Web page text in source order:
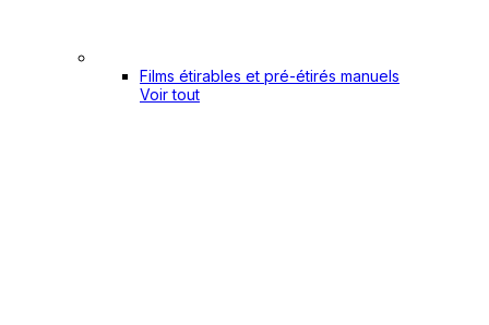
Films étirables et pré-étirés manuels
Voir tout